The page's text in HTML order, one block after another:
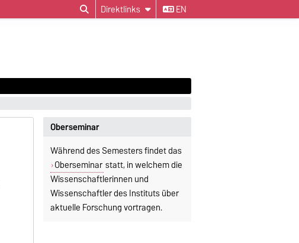
Direktlinks EN
Oberseminar
Während des Semesters findet das
Oberseminar statt, in welchem die
Wissenschaftlerinnen und
Wissenschaftler des Instituts über
aktuelle Forschung vortragen.